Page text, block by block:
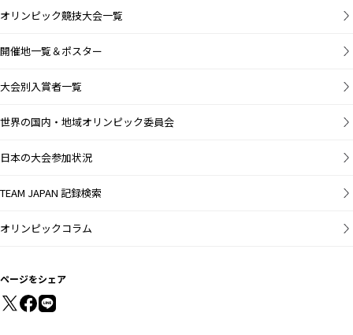
オリンピック競技大会一覧
開催地一覧＆ポスター
大会別入賞者一覧
世界の国内・地域オリンピック委員会
日本の大会参加状況
TEAM JAPAN 記録検索
オリンピックコラム
ページをシェア